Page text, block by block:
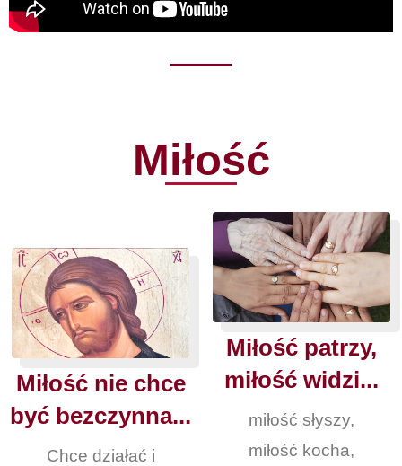
Miłość
Miłość nie chce
być bezczynna...
Chce działać i
Miłość patrzy,
miłość widzi...
miłość słyszy,
miłość kocha,